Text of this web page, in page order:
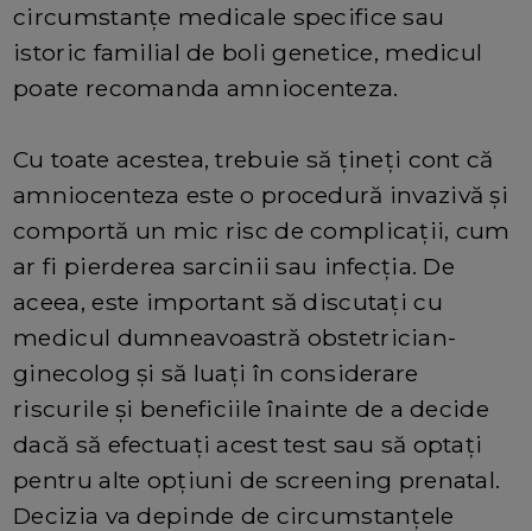
circumstanțe medicale specifice sau
istoric familial de boli genetice, medicul
poate recomanda amniocenteza.
Cu toate acestea, trebuie să țineți cont că
amniocenteza este o procedură invazivă și
comportă un mic risc de complicații, cum
ar fi pierderea sarcinii sau infecția. De
aceea, este important să discutați cu
medicul dumneavoastră obstetrician-
ginecolog și să luați în considerare
riscurile și beneficiile înainte de a decide
dacă să efectuați acest test sau să optați
pentru alte opțiuni de screening prenatal.
Decizia va depinde de circumstanțele